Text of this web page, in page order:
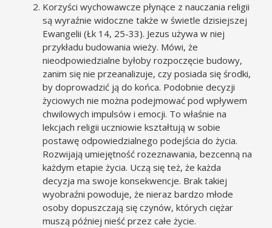
Korzyści wychowawcze płynące z nauczania religii
są wyraźnie widoczne także w świetle dzisiejszej
Ewangelii (Łk 14, 25-33). Jezus używa w niej
przykładu budowania wieży. Mówi, że
nieodpowiedzialne byłoby rozpoczęcie budowy,
zanim się nie przeanalizuje, czy posiada się środki,
by doprowadzić ją do końca. Podobnie decyzji
życiowych nie można podejmować pod wpływem
chwilowych impulsów i emocji. To właśnie na
lekcjach religii uczniowie kształtują w sobie
postawę odpowiedzialnego podejścia do życia.
Rozwijają umiejętność rozeznawania, bezcenną na
każdym etapie życia. Uczą się też, że każda
decyzja ma swoje konsekwencje. Brak takiej
wyobraźni powoduje, że nieraz bardzo młode
osoby dopuszczają się czynów, których ciężar
muszą później nieść przez całe życie.